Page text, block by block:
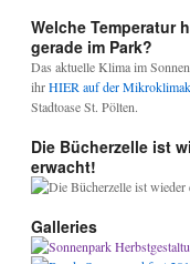
Welche Temperatur
gerade im Park?
Das aktuelle Klima im
ihrHIER auf der
Stadtoase St. Pölten.
Die Bücherzelle ist
erwacht!
Galleries